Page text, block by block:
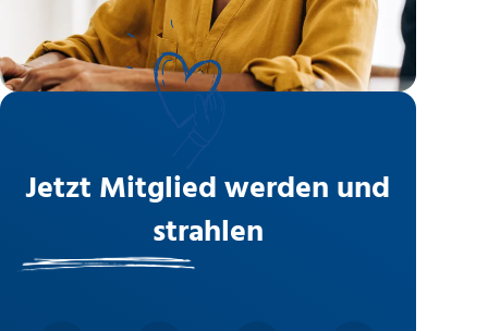
Jetzt Mitglied werden und
strahlen